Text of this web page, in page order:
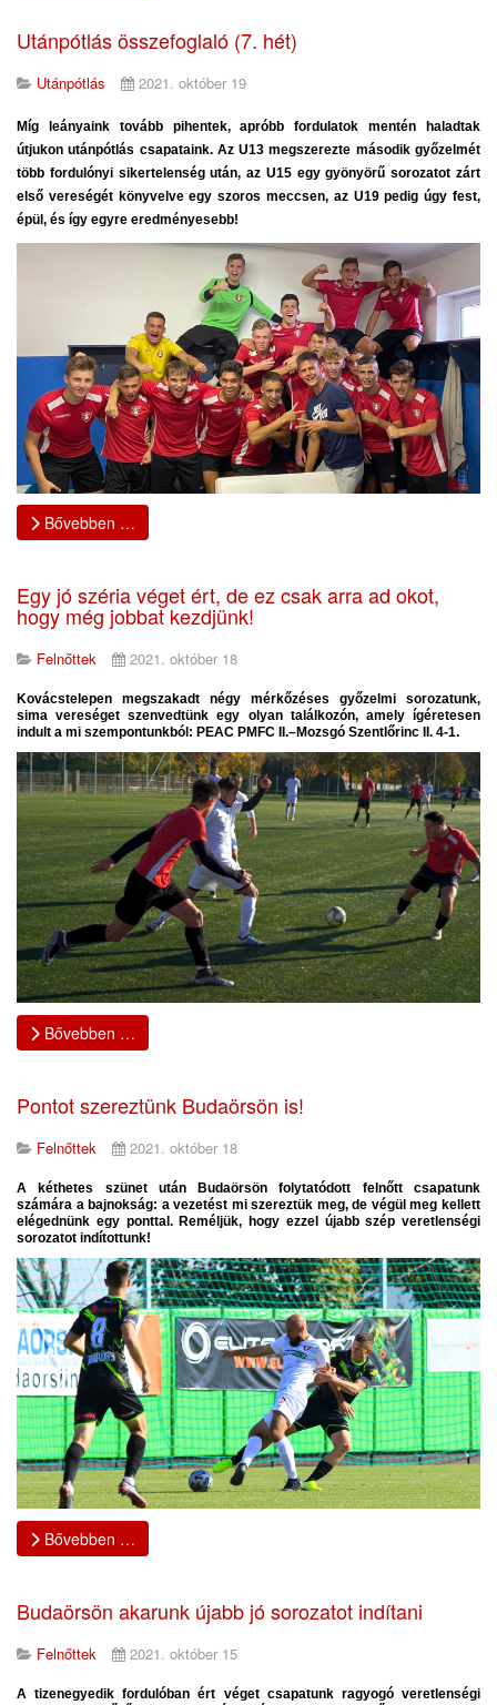
Utánpótlás összefoglaló (7. hét)
Utánpótlás 2021. október 19
Míg leányaink tovább pihentek, apróbb fordulatok mentén haladtak
útjukon utánpótlás csapataink. Az U13 megszerezte második győzelmét
több fordulónyi sikertelenség után, az U15 egy gyönyörű sorozatot zárt
első vereségét könyvelve egy szoros meccsen, az U19 pedig úgy fest,
épül, és így egyre eredményesebb!
Bővebben …
Egy jó széria véget ért, de ez csak arra ad okot,
hogy még jobbat kezdjünk!
Felnőttek 2021. október 18
Kovácstelepen megszakadt négy mérkőzéses győzelmi sorozatunk,
sima vereséget szenvedtünk egy olyan találkozón, amely ígéretesen
indult a mi szempontunkból: PEAC PMFC II.–Mozsgó Szentlőrinc II. 4-1.
Bővebben …
Pontot szereztünk Budaörsön is!
Felnőttek 2021. október 18
A kéthetes szünet után Budaörsön folytatódott felnőtt csapatunk
számára a bajnokság: a vezetést mi szereztük meg, de végül meg kellett
elégednünk egy ponttal. Reméljük, hogy ezzel újabb szép veretlenségi
sorozatot indítottunk!
Bővebben …
Budaörsön akarunk újabb jó sorozatot indítani
Felnőttek 2021. október 15
A tizenegyedik fordulóban ért véget csapatunk ragyogó veretlenségi